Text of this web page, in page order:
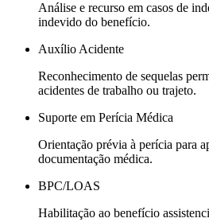
Análise e recurso em casos de
indevido do benefício.
Auxílio Acidente
Reconhecimento de sequelas
acidentes de trabalho ou trajeto.
Suporte em Perícia Médica
Orientação prévia à perícia para
documentação médica.
BPC/LOAS
Habilitação ao benefício